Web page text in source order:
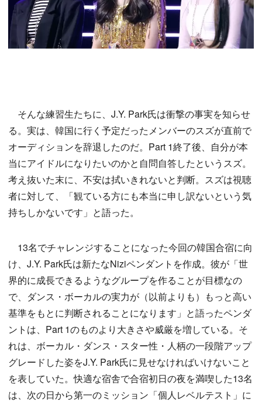
そんな練習生たちに、J.Y. Park氏は衝撃の事実を知らせ
る。実は、韓国に行く予定だったメンバーのスズが直前で
オーディションを辞退したのだ。Part 1終了後、自分が本
当にアイドルになりたいのかと自問自答したというスズ。
考え抜いた末に、不安は拭いきれないと判断。スズは視聴
者に対して、「観ている方にも本当に申し訳ないという気
持ちしかないです」と語った。
13名でチャレンジすることになった今回の韓国合宿に向
け、J.Y. Park氏は新たなNiziペンダントを作成。彼が「世
界的に成長できるようなグループを作ることが目標なの
で、ダンス・ボーカルの実力が（以前よりも）もっと高い
基準をもとに判断されることになります」と語ったペンダ
ントは、Part 1のものより大きさや威厳を増している。そ
れは、ボーカル・ダンス・スター性・人柄の一段階アップ
グレードした姿をJ.Y. Park氏に見せなければいけないこと
を表していた。快適な宿舎で合宿初日の夜を満喫した13名
は、次の日から第一のミッション「個人レベルテスト」に